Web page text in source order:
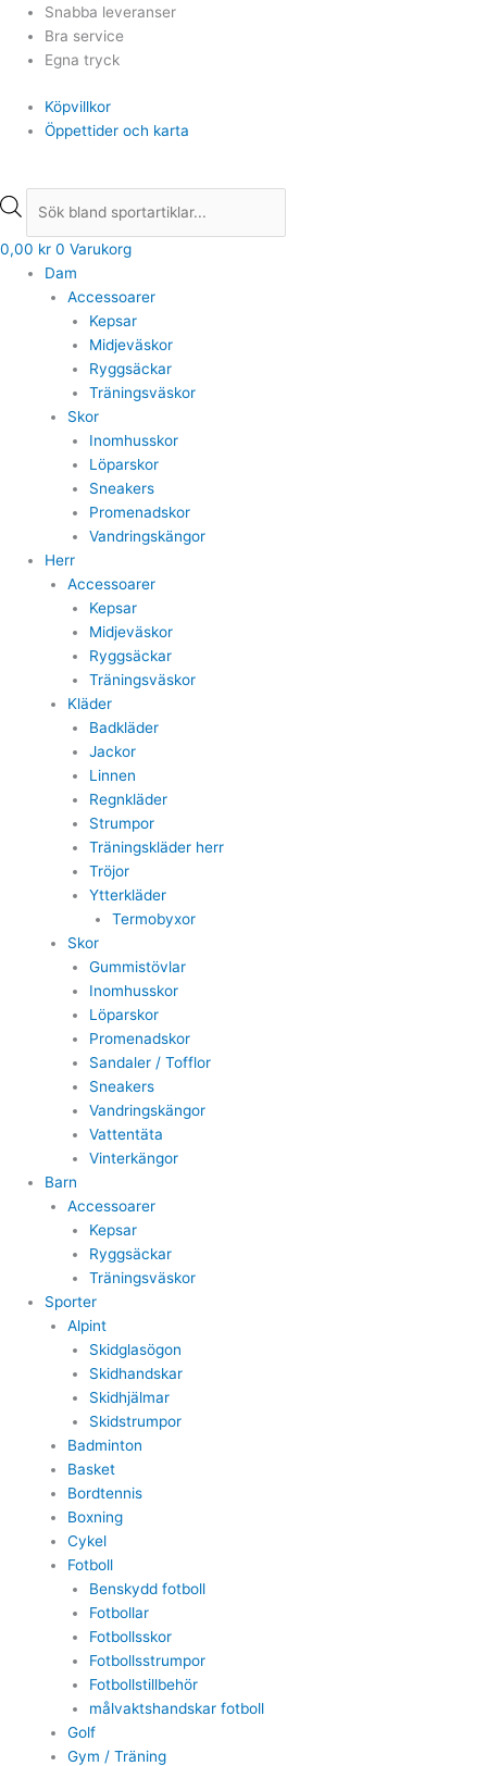
Hoppa
innehåll
Snabba leveranser
Bra service
Egna tryck
Köpvillkor
Öppettider och karta
Products
search
0,00 kr 0 Varukorg
Dam
Accessoarer
Kepsar
Midjeväskor
Ryggsäckar
Träningsväskor
Skor
Inomhusskor
Löparskor
Sneakers
Promenadskor
Vandringskängor
Herr
Accessoarer
Kepsar
Midjeväskor
Ryggsäckar
Träningsväskor
Kläder
Badkläder
Jackor
Linnen
Regnkläder
Strumpor
Träningskläder herr
Tröjor
Ytterkläder
Termobyxor
Skor
Gummistövlar
Inomhusskor
Löparskor
Promenadskor
Sandaler / Tofflor
Sneakers
Vandringskängor
Vattentäta
Vinterkängor
Barn
Accessoarer
Kepsar
Ryggsäckar
Träningsväskor
Sporter
Alpint
Skidglasögon
Skidhandskar
Skidhjälmar
Skidstrumpor
Badminton
Basket
Bordtennis
Boxning
Cykel
Fotboll
Benskydd fotboll
Fotbollar
Fotbollsskor
Fotbollsstrumpor
Fotbollstillbehör
målvaktshandskar fotboll
Golf
Gym / Träning
Products
search